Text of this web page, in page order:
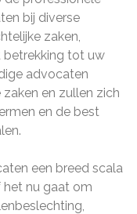
bij diverse
zaken,
betrekking tot uw
advocaten
en zullen zich
en de best
een breed scala
het nu gaat om